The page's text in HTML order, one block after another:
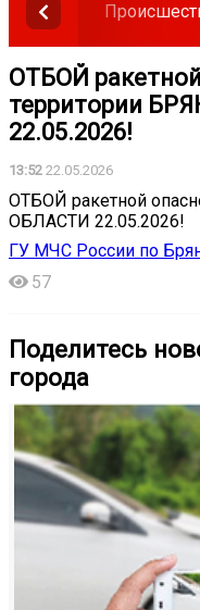
ОТБОЙ
территории
22.05.2026!
13:52 22.05.2026
ОТБОЙ ракетной
ОБЛАСТИ 22.05.2026!
ГУ МЧС России по
57
Поделитесь
города